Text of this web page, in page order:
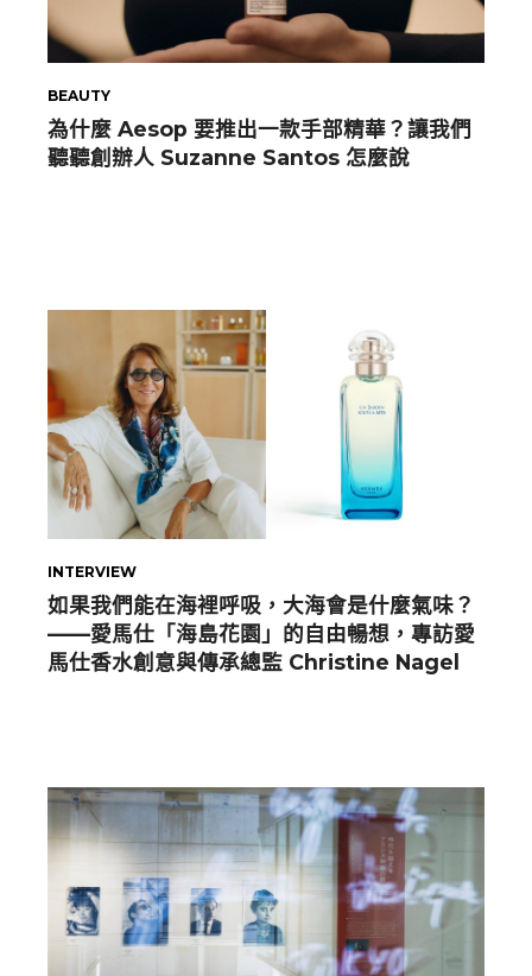
BEAUTY
為什麼 Aesop 要推出一款手部精華？讓我們
聽聽創辦人 Suzanne Santos 怎麼說
INTERVIEW
如果我們能在海裡呼吸，大海會是什麼氣味？
——愛馬仕「海島花園」的自由暢想，專訪愛
馬仕香水創意與傳承總監 Christine Nagel